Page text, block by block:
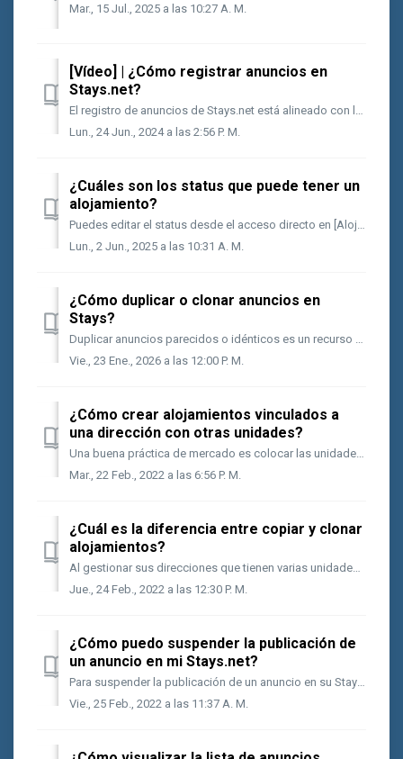
Mar., 15 Jul., 2025 a las 10:27 A. M.
[Vídeo] | ¿Cómo registrar anuncios en
Stays.net?
El registro de anuncios de Stays.net está alineado con los campos de los principales canales de venta del mercado, por lo que es necesario prestar atención ...
Lun., 24 Jun., 2024 a las 2:56 P. M.
¿Cuáles son los status que puede tener un
alojamiento?
Puedes editar el status desde el acceso directo en [Alojamientos] o en la página individual del alojamiento, como se muestra en las imágenes a continuación....
Lun., 2 Jun., 2025 a las 10:31 A. M.
¿Cómo duplicar o clonar anuncios en
Stays?
Duplicar anuncios parecidos o idénticos es un recurso de la Stays que te ayuda a optimizar el registro de unidades con características similares. ⚠️ Import...
Vie., 23 Ene., 2026 a las 12:00 P. M.
¿Cómo crear alojamientos vinculados a
una dirección con otras unidades?
Una buena práctica de mercado es colocar las unidades de una misma dirección agrupadas en un solo anuncio en Stays, ya que esto permite que sus productos ...
Mar., 22 Feb., 2022 a las 6:56 P. M.
¿Cuál es la diferencia entre copiar y clonar
alojamientos?
Al gestionar sus direcciones que tienen varias unidades vinculadas, cuando acceda al menú Alojamiento junto a sus unidades, usted tendrá el botón Añadir, ...
Jue., 24 Feb., 2022 a las 12:30 P. M.
¿Cómo puedo suspender la publicación de
un anuncio en mi Stays.net?
Para suspender la publicación de un anuncio en su Stays.net, lo mejor es elegir el status Inactivo para el anuncio, ya que esto hará que no se pueda reser...
Vie., 25 Feb., 2022 a las 11:37 A. M.